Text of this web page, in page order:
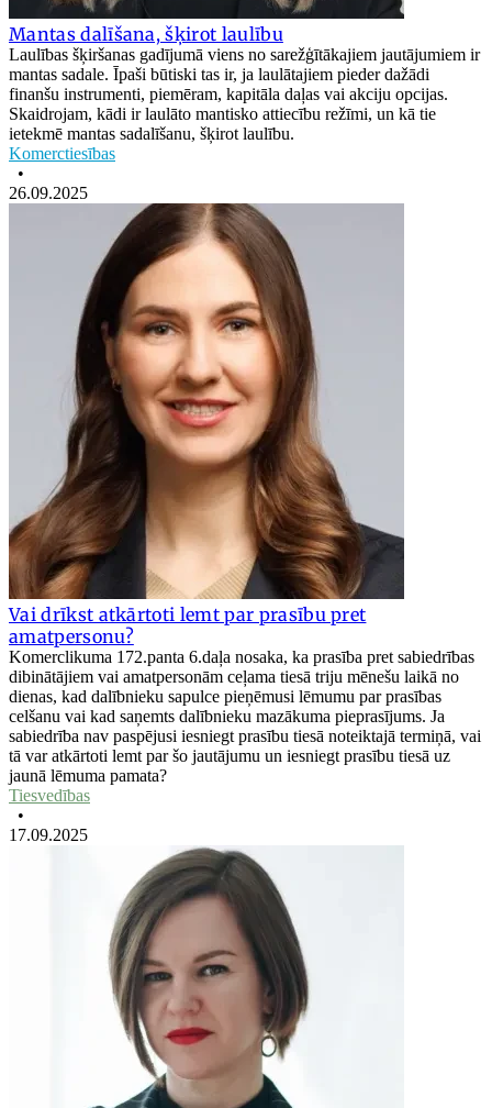
Mantas dalīšana, šķirot laulību
Laulības šķiršanas gadījumā viens no sarežģītākajiem jautājumiem ir
mantas sadale. Īpaši būtiski tas ir, ja laulātajiem pieder dažādi
finanšu instrumenti, piemēram, kapitāla daļas vai akciju opcijas.
Skaidrojam, kādi ir laulāto mantisko attiecību režīmi, un kā tie
ietekmē mantas sadalīšanu, šķirot laulību.
Komerctiesības
•
26.09.2025
Vai drīkst atkārtoti lemt par prasību pret
amatpersonu?
Komerclikuma 172.panta 6.daļa nosaka, ka prasība pret sabiedrības
dibinātājiem vai amatpersonām ceļama tiesā triju mēnešu laikā no
dienas, kad dalībnieku sapulce pieņēmusi lēmumu par prasības
celšanu vai kad saņemts dalībnieku mazākuma pieprasījums. Ja
sabiedrība nav paspējusi iesniegt prasību tiesā noteiktajā termiņā, vai
tā var atkārtoti lemt par šo jautājumu un iesniegt prasību tiesā uz
jaunā lēmuma pamata?
Tiesvedības
•
17.09.2025